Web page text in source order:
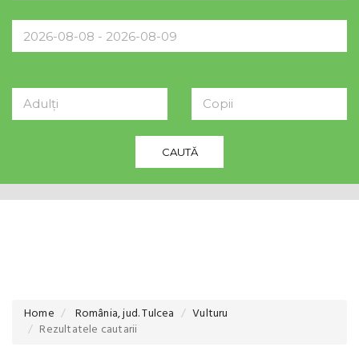
Adulți Copii
CAUTĂ
Home România, jud. Tulcea
Vulturu
Rezultatele cautarii